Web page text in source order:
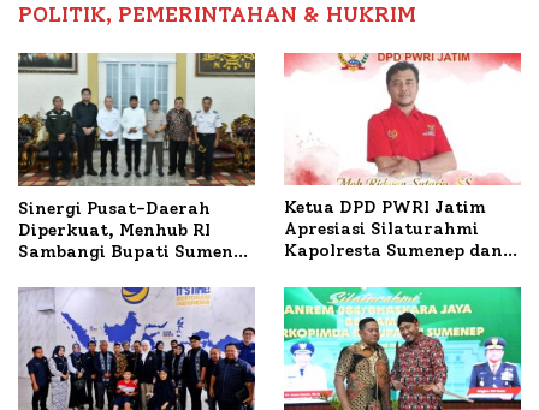
POLITIK, PEMERINTAHAN & HUKRIM
Sinergi Pusat-Daerah
Diperkuat, Menhub RI
Sambangi Bupati Sumenep
Mutiara Sentosa II
Ketua DPD PWRI Jatim
Apresiasi Silaturahmi
Kapolresta Sumenep dan
Ideal Polri-Pers